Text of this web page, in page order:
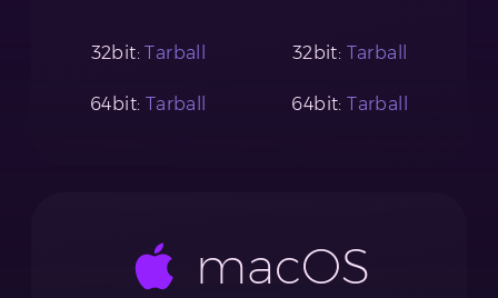
32bit:Tarball
64bit: Tarball
32bit: Tarball
64bit:Tarball
macOS